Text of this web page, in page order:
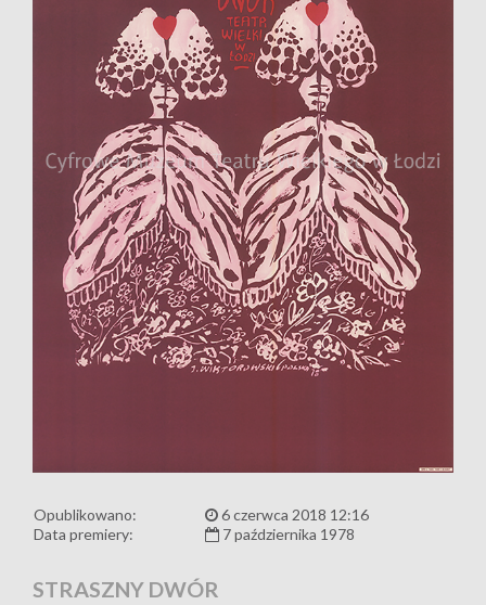
Opublikowano:
6 czerwca 2018 12:16
Data premiery:
7 października 1978
STRASZNY DWÓR